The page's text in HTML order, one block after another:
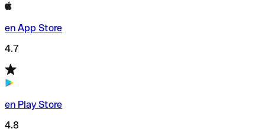
en App Store
4.7
en Play Store
4.8